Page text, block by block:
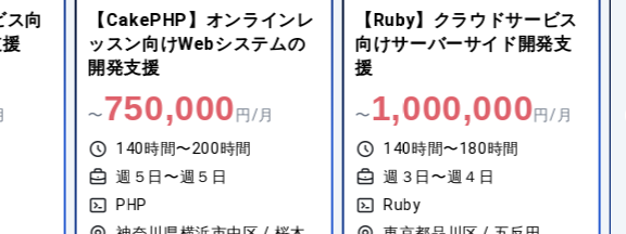
ンレ
の
【Ruby】クラウドサービス
向けサーバーサイド開発支
援
〜1,000,000
140時間〜180時間
週３日〜週４日
Ruby
【Ruby】Webサービスイン
フラ環境の開発・運用業務
〜950,000円/月
140時間〜180時間
週５日〜週５日
Ruby